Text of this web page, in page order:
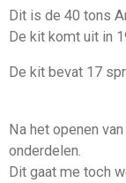
Dit is de 40 tons
De kit komt uit in
De kit bevat 17
Na het openen
onderdelen.
Dit gaat me toch